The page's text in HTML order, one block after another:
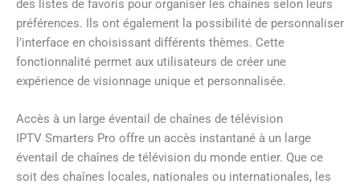
des listes de favoris pour organiser les chaînes selon leurs
préférences. Ils ont également la possibilité de personnaliser
l’interface en choisissant différents thèmes. Cette
fonctionnalité permet aux utilisateurs de créer une
expérience de visionnage unique et personnalisée.
Accès à un large éventail de chaînes de télévision
IPTV Smarters Pro offre un accès instantané à un large
éventail de chaînes de télévision du monde entier. Que ce
soit des chaînes locales, nationales ou internationales, les